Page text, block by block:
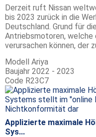
Derzeit ruft Nissan
bis 2023 zurück in die
Deutschland. Grund für
Antriebsmotoren, welche
verursachen können, der
Modell Ariya
Baujahr 2022 - 2023
Code R23C7
Applizierte maximale
Sys...